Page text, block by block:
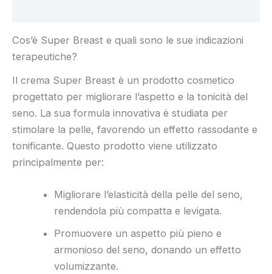
Cos’è Super Breast e quali sono le sue indicazioni
terapeutiche?
Il crema Super Breast è un prodotto cosmetico
progettato per migliorare l’aspetto e la tonicità del
seno. La sua formula innovativa è studiata per
stimolare la pelle, favorendo un effetto rassodante e
tonificante. Questo prodotto viene utilizzato
principalmente per:
Migliorare l’elasticità della pelle del seno,
rendendola più compatta e levigata.
Promuovere un aspetto più pieno e
armonioso del seno, donando un effetto
volumizzante.